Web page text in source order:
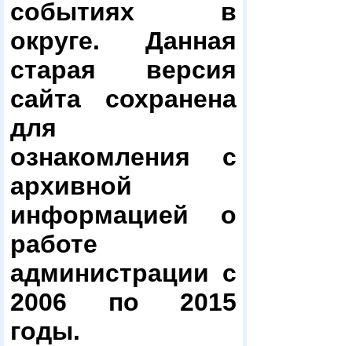
событиях в
округе. Данная
старая версия
сайта сохранена
для
ознакомления с
архивной
информацией о
работе
администрации с
2006 по 2015
годы.